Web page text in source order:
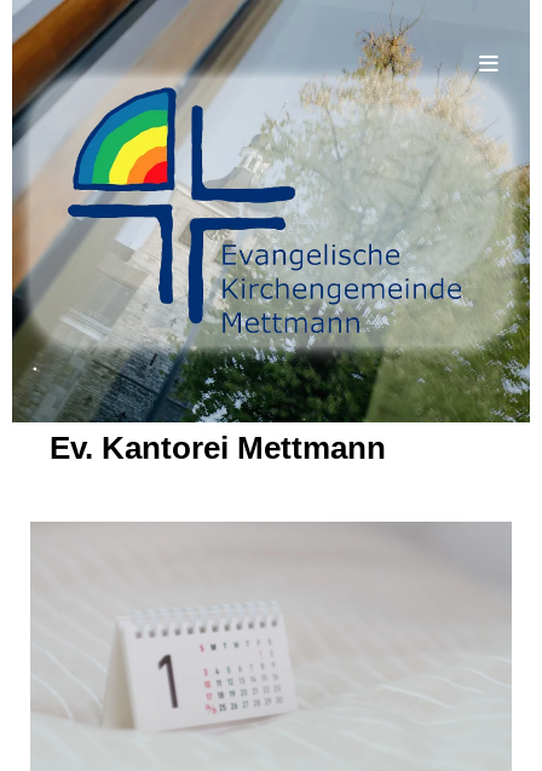
.
Ev. Kantorei Mettmann